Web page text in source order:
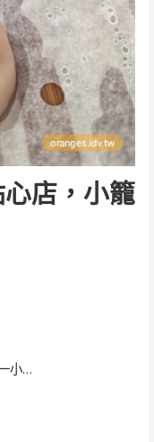
心店，小籠
小…